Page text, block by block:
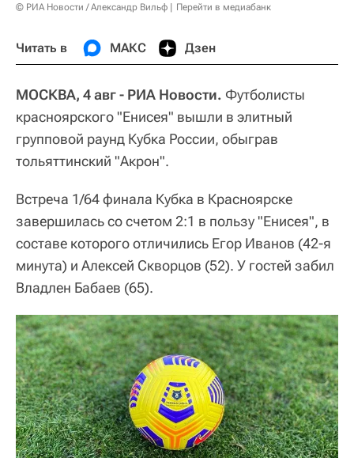
© РИА Новости / Александр Вильф Перейти в медиабанк
Читать в МАКС Дзен
МОСКВА, 4 авг - РИА Новости. Футболисты
красноярского "Енисея" вышли в элитный
групповой раунд Кубка России, обыграв
тольяттинский "Акрон".
Встреча 1/64 финала Кубка в Красноярске
завершилась со счетом 2:1 в пользу "Енисея", в
составе которого отличились Егор Иванов (42-я
минута) и Алексей Скворцов (52). У гостей забил
Владлен Бабаев (65).